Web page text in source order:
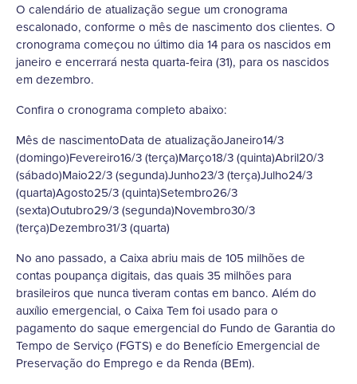
O calendário de atualização segue um cronograma
escalonado, conforme o mês de nascimento dos clientes. O
cronograma começou no último dia 14 para os nascidos em
janeiro e encerrará nesta quarta-feira (31), para os nascidos
em dezembro.
Confira o cronograma completo abaixo:
Mês de nascimentoData de atualizaçãoJaneiro14/3
(domingo)Fevereiro16/3 (terça)Março18/3 (quinta)Abril20/3
(sábado)Maio22/3 (segunda)Junho23/3 (terça)Julho24/3
(quarta)Agosto25/3 (quinta)Setembro26/3
(sexta)Outubro29/3 (segunda)Novembro30/3
(terça)Dezembro31/3 (quarta)
No ano passado, a Caixa abriu mais de 105 milhões de
contas poupança digitais, das quais 35 milhões para
brasileiros que nunca tiveram contas em banco. Além do
auxílio emergencial, o Caixa Tem foi usado para o
pagamento do saque emergencial do Fundo de Garantia do
Tempo de Serviço (FGTS) e do Benefício Emergencial de
Preservação do Emprego e da Renda (BEm).